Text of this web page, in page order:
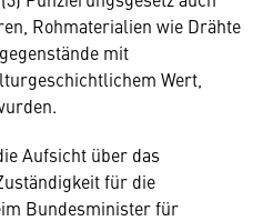
Rohmaterialien wie Drähte
mit
Wert,
Aufsicht über das
für die
Bundesminister für